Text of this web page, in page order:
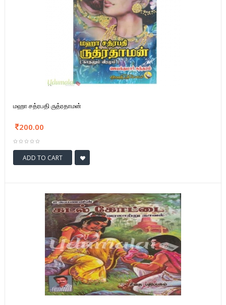
மஹா சத்ரபதி ருத்ரதாமன்
200.00
ADD TO CART